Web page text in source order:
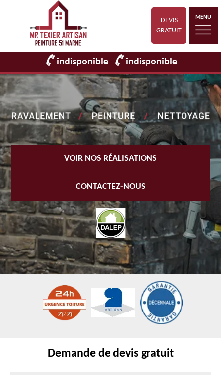
DEVIS
GRATUIT
MENU
indisponible indisponible
VOIR NOS RÉALISATIONS
CONTACTEZ-NOUS
Demande de devis gratuit